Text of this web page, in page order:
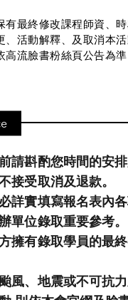
最終修改課程師資、
、活動解釋、及取消本
高流臉書粉絲頁公告為
請斟酌您時間的安
接受取消及退款。
詳實填寫報名表內
單位錄取重要參考。
擁有錄取學員的最
風、地震或不可抗